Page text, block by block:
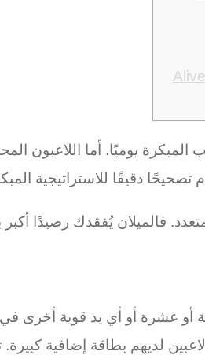
المبكرة يوميًا. أما
دقيقًا للاستراتيجية
فالميلان يُفقدك رصيدًا أكبر
أو عشرة أو أي يد قوية أخرى
مواجهة لاعبين لديهم